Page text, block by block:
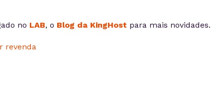
no LAB, o Blog da KingHost para mais novidades.